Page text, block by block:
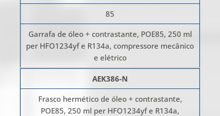
85
Garrafa de óleo + contrastante, POE85, 250 ml
per HFO1234yf e R134a, compressore mecânico
e elétrico
AEK386-N
Frasco hermético de óleo + contrastante,
POE85, 250 ml per HFO1234yf e R134a,